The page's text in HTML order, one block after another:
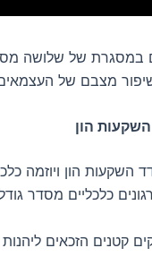
במסגרת של שלושה
מצבם של
השקעות הון
השקעות הון ויוזמה
כלכליים מסדר
קטנים הזכאים